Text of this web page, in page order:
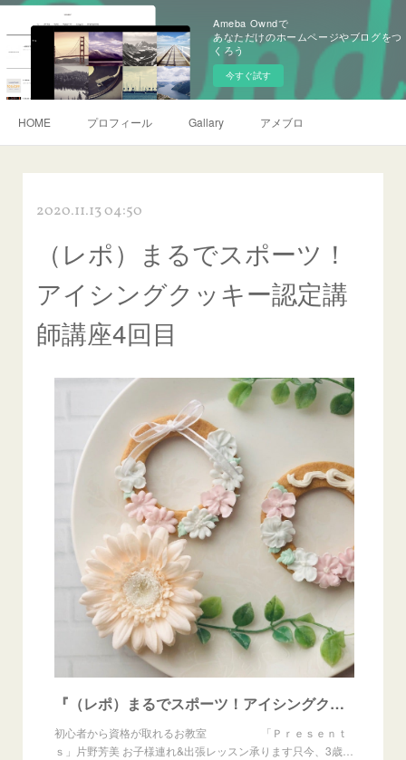
Ameba Owndで
あなただけのホームページやブログをつ
くろう
今すぐ試す
HOME プロフィール Gallary アメブロ
2020.11.13 04:50
（レポ）まるでスポーツ！
アイシングクッキー認定講
師講座4回目
『（レポ）まるでスポーツ！アイシングクッキー認定講師講座4回目』
初心者から資格が取れるお教室 「Ｐｒｅｓｅｎｔ
ｓ」片野芳美 お子様連れ&出張レッスン承ります只今、3歳…